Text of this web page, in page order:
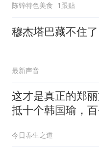
陈锌特色美食 1跟贴
穆杰塔巴藏不住了
最新声音
这才是真正的郑
抵十个韩国瑜，
今日养生之道